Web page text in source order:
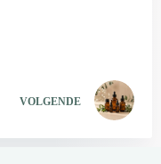
VOLGENDE